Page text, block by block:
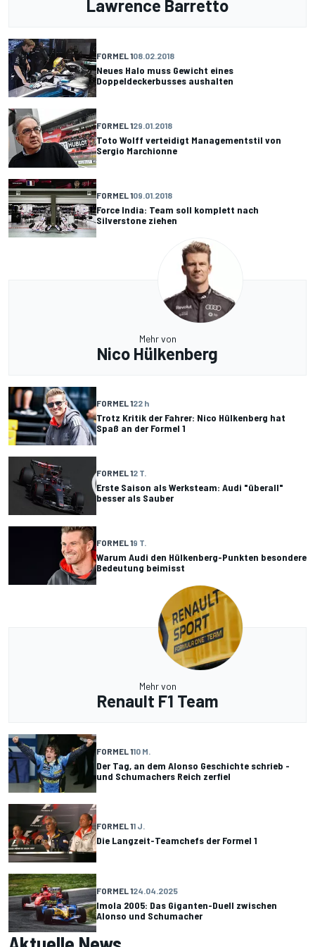
Lawrence Barretto
FORMEL 108.02.2018
Neues Halo muss Gewicht eines
Doppeldeckerbusses aushalten
FORMEL 129.01.2018
Toto Wolff verteidigt Managementstil von
Sergio Marchionne
FORMEL 109.01.2018
Force India: Team soll komplett nach
Silverstone ziehen
Mehr von
Nico Hülkenberg
FORMEL 122 h
Trotz Kritik der Fahrer: Nico Hülkenberg hat
Spaß an der Formel 1
FORMEL 12 T.
Erste Saison als Werksteam: Audi "überall"
besser als Sauber
FORMEL 19 T.
Warum Audi den Hülkenberg-Punkten besondere
Bedeutung beimisst
Mehr von
Renault F1 Team
FORMEL 110 M.
Der Tag, an dem Alonso Geschichte schrieb -
und Schumachers Reich zerfiel
FORMEL 11 J.
Die Langzeit-Teamchefs der Formel 1
FORMEL 124.04.2025
Imola 2005: Das Giganten-Duell zwischen
Alonso und Schumacher